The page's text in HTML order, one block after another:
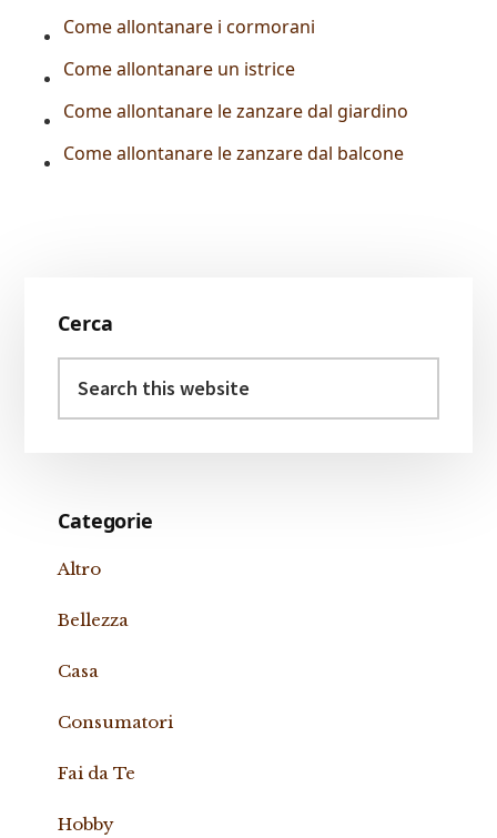
Come allontanare i cormorani
Come allontanare un istrice
Come allontanare le zanzare dal giardino
Come allontanare le zanzare dal balcone
Sidebar
Cerca
this
Categorie
Altro
Bellezza
Casa
Consumatori
Fai da Te
Hobby